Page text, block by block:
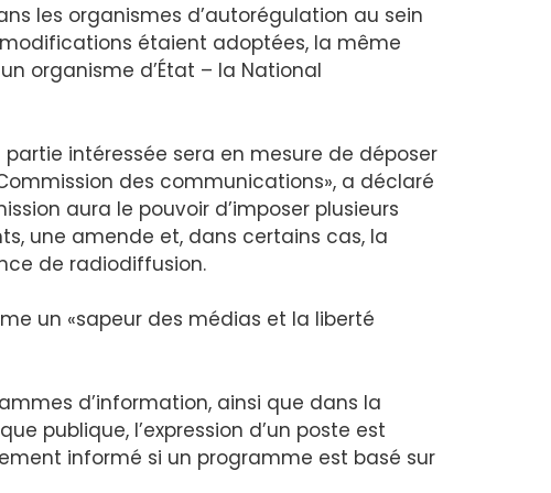
les organismes d’autorégulation au sein
étaient adoptées, la même
organisme d’État – la National
intéressée sera en mesure de déposer
des communications», a déclaré
aura le pouvoir d’imposer plusieurs
une amende et, dans certains cas, la
de radiodiffusion.
un «sapeur des médias et la liberté
d’information, ainsi que dans la
publique, l’expression d’un poste est
informé si un programme est basé sur